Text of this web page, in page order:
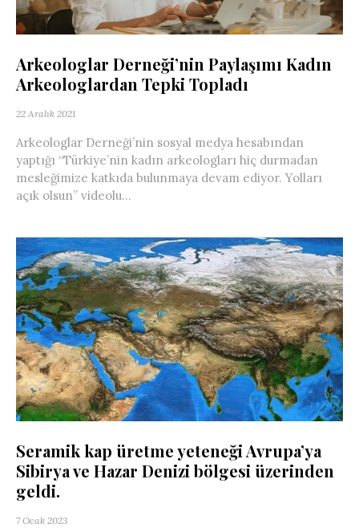
Arkeologlar Derneği’nin Paylaşımı Kadın
Arkeologlardan Tepki Topladı
22 Aralık 2021
Arkeologlar Derneği’nin sosyal medya hesabından
yaptığı “Türkiye’nin kadın arkeologları hiç durmadan
mesleğimize katkıda bulunmaya devam ediyor. Yolları
açık olsun” videolu...
Seramik kap üretme yeteneği Avrupa’ya
Sibirya ve Hazar Denizi bölgesi üzerinden
geldi.
7 Ocak 2023